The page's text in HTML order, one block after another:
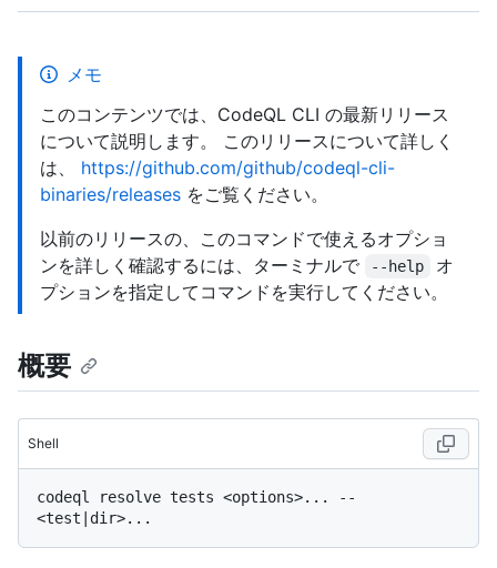
メモ
このコンテンツでは、CodeQL CLI の最新リリース
について説明します。 このリリースについて詳しく
は、 https://github.com/github/codeql-cli-
binaries/releases をご覧ください。
以前のリリースの、このコマンドで使えるオプショ
ンを詳しく確認するには、ターミナルで
--help
オ
プションを指定してコマンドを実行してください。
概要
Shell
codeql resolve tests <options>... --